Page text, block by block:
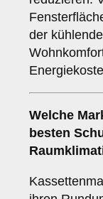
der
Welche
besten